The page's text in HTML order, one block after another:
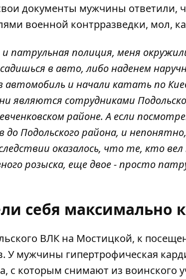
документы мужчины ответили,
военной контрразведки, мол,
и патрульная полиция, меня
в авто, либо наденем
и начали катать по
являются сотрудниками
районе. А если
Подольского района, и
оказалось, что те, кто
розыска, еще двое - просто
себя максимально
ВЛК на Мостицкой, к
У мужчины гипертрофическая
с которым снимают из воинского